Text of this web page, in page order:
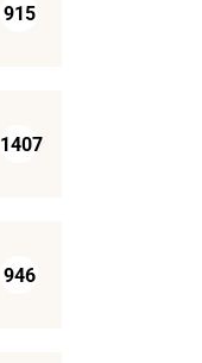
915
1407
946